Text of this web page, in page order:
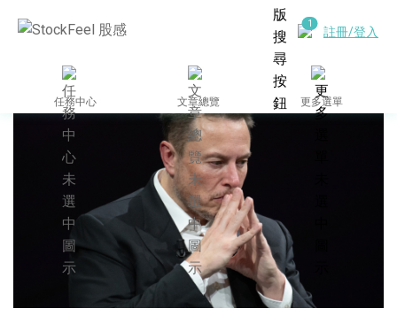
註冊/登入
任務中心 文章總覽 更多選單